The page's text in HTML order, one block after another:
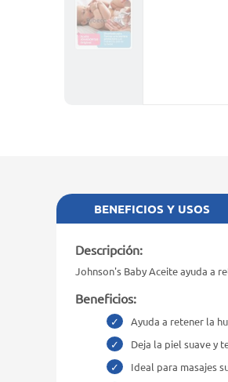
BENEFICIOS Y USOS
Descripción:
Johnson's Baby Aceite ayuda a
Beneficios:
Ayuda a retener la
Deja la piel suave y
Ideal para masajes